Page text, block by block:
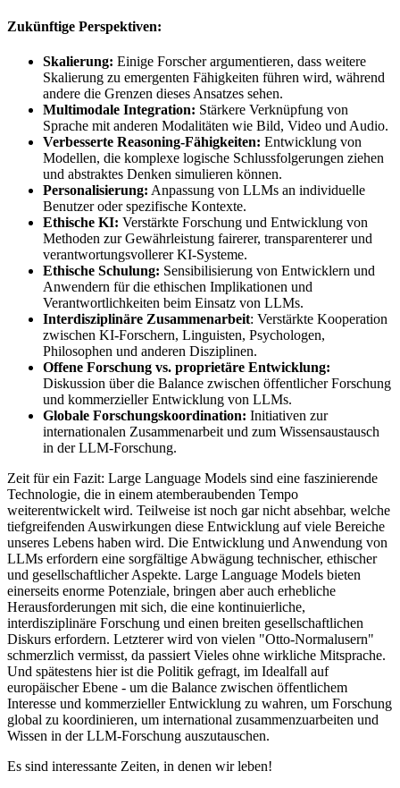
Zukünftige Perspektiven:
Skalierung: Einige Forscher argumentieren, dass weitere
Skalierung zu emergenten Fähigkeiten führen wird, während
andere die Grenzen dieses Ansatzes sehen.
Multimodale Integration: Stärkere Verknüpfung von
Sprache mit anderen Modalitäten wie Bild, Video und Audio.
Verbesserte Reasoning-Fähigkeiten: Entwicklung von
Modellen, die komplexe logische Schlussfolgerungen ziehen
und abstraktes Denken simulieren können.
Personalisierung: Anpassung von LLMs an individuelle
Benutzer oder spezifische Kontexte.
Ethische KI: Verstärkte Forschung und Entwicklung von
Methoden zur Gewährleistung fairerer, transparenterer und
verantwortungsvollerer KI-Systeme.
Ethische Schulung: Sensibilisierung von Entwicklern und
Anwendern für die ethischen Implikationen und
Verantwortlichkeiten beim Einsatz von LLMs.
Interdisziplinäre Zusammenarbeit: Verstärkte Kooperation
zwischen KI-Forschern, Linguisten, Psychologen,
Philosophen und anderen Disziplinen.
Offene Forschung vs. proprietäre Entwicklung:
Diskussion über die Balance zwischen öffentlicher Forschung
und kommerzieller Entwicklung von LLMs.
Globale Forschungskoordination: Initiativen zur
internationalen Zusammenarbeit und zum Wissensaustausch
in der LLM-Forschung.
Zeit für ein Fazit: Large Language Models sind eine faszinierende
Technologie, die in einem atemberaubenden Tempo
weiterentwickelt wird. Teilweise ist noch gar nicht absehbar, welche
tiefgreifenden Auswirkungen diese Entwicklung auf viele Bereiche
unseres Lebens haben wird. Die Entwicklung und Anwendung von
LLMs erfordern eine sorgfältige Abwägung technischer, ethischer
und gesellschaftlicher Aspekte. Large Language Models bieten
einerseits enorme Potenziale, bringen aber auch erhebliche
Herausforderungen mit sich, die eine kontinuierliche,
interdisziplinäre Forschung und einen breiten gesellschaftlichen
Diskurs erfordern. Letzterer wird von vielen "Otto-Normalusern"
schmerzlich vermisst, da passiert Vieles ohne wirkliche Mitsprache.
Und spätestens hier ist die Politik gefragt, im Idealfall auf
europäischer Ebene - um die Balance zwischen öffentlichem
Interesse und kommerzieller Entwicklung zu wahren, um Forschung
global zu koordinieren, um international zusammenzuarbeiten und
Wissen in der LLM-Forschung auszutauschen.
Es sind interessante Zeiten, in denen wir leben!